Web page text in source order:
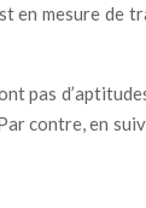
en mesure de
pas
contre, en